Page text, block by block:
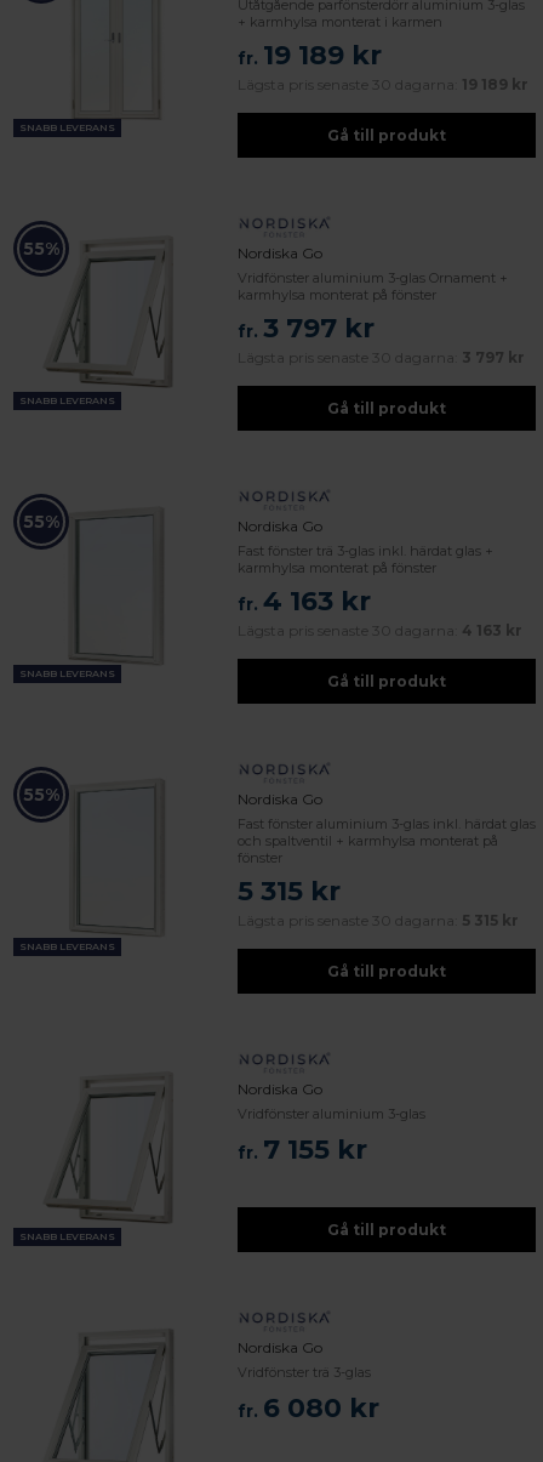
SNABB LEVERANS
Utåtgående parfönsterdörr aluminium 3-glas
+ karmhylsa monterat i karmen
fr. 19 189 kr
Lägsta pris senaste 30 dagarna: 19 189 kr
Gå till produkt
55%
SNABB LEVERANS
Nordiska Go
Vridfönster aluminium 3-glas Ornament +
karmhylsa monterat på fönster
fr. 3 797 kr
Lägsta pris senaste 30 dagarna: 3 797 kr
Gå till produkt
55%
SNABB LEVERANS
Nordiska Go
Fast fönster trä 3-glas inkl. härdat glas +
karmhylsa monterat på fönster
fr. 4 163 kr
Lägsta pris senaste 30 dagarna: 4 163 kr
Gå till produkt
55%
SNABB LEVERANS
Nordiska Go
Fast fönster aluminium 3-glas inkl. härdat glas
och spaltventil + karmhylsa monterat på
fönster
5 315 kr
Lägsta pris senaste 30 dagarna: 5 315 kr
Gå till produkt
SNABB LEVERANS
Nordiska Go
Vridfönster aluminium 3-glas
fr. 7 155 kr
Gå till produkt
Nordiska Go
Vridfönster trä 3-glas
fr. 6 080 kr